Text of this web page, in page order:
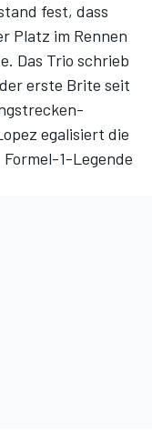
fest, dass
Platz im Rennen
Das Trio schrieb
erste Brite seit
egalisiert die
1-Legende